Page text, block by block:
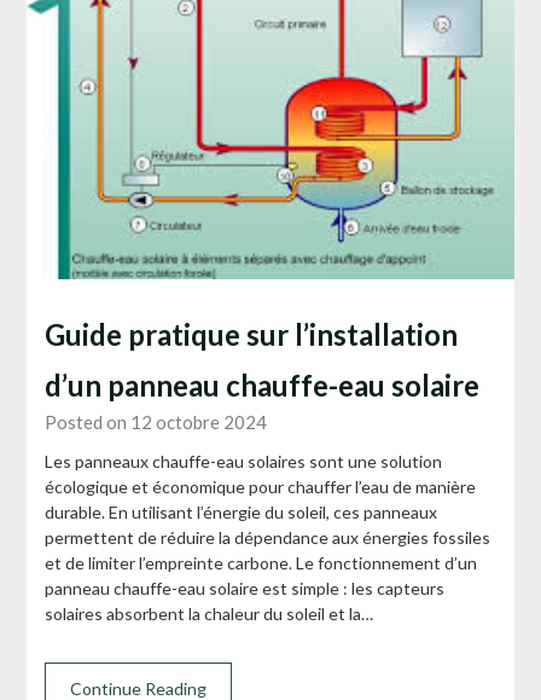
Guide pratique sur l’installation
d’un panneau chauffe-eau solaire
Posted on 12 octobre 2024
Les panneaux chauffe-eau solaires sont une solution
écologique et économique pour chauffer l’eau de manière
durable. En utilisant l’énergie du soleil, ces panneaux
permettent de réduire la dépendance aux énergies fossiles
et de limiter l’empreinte carbone. Le fonctionnement d’un
panneau chauffe-eau solaire est simple : les capteurs
solaires absorbent la chaleur du soleil et la…
Continue Reading